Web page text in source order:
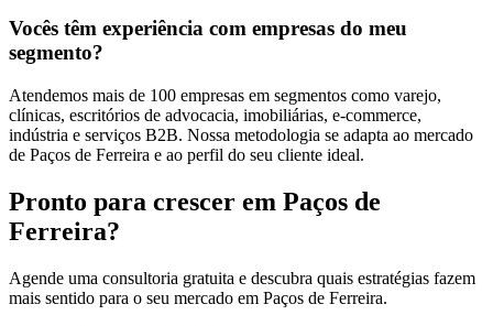
Vocês têm experiência com empresas do meu
segmento?
Atendemos mais de 100 empresas em segmentos como varejo,
clínicas, escritórios de advocacia, imobiliárias, e-commerce,
indústria e serviços B2B. Nossa metodologia se adapta ao mercado
de Paços de Ferreira e ao perfil do seu cliente ideal.
Pronto para crescer em Paços de
Ferreira?
Agende uma consultoria gratuita e descubra quais estratégias fazem
mais sentido para o seu mercado em Paços de Ferreira.